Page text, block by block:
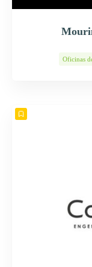
Oficinas